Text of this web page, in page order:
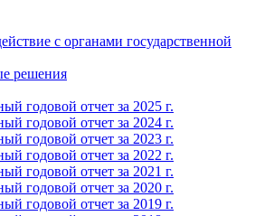
с органами государственной
решения
годовой отчет за 2025 г.
годовой отчет за 2024 г.
годовой отчет за 2023 г.
годовой отчет за 2022 г.
годовой отчет за 2021 г.
годовой отчет за 2020 г.
годовой отчет за 2019 г.